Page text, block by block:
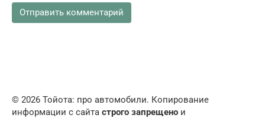
© 2026 Тойота: про автомобили. Копирование
информации с сайта строго запрещено и